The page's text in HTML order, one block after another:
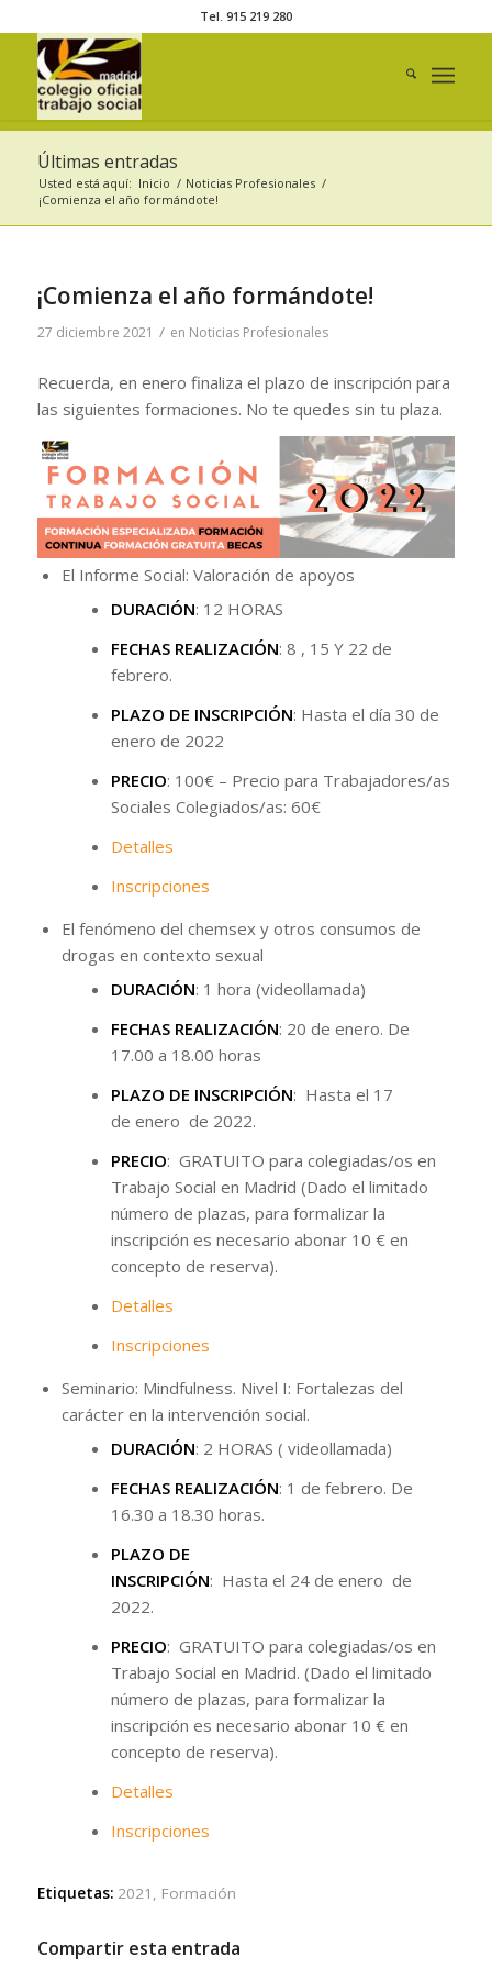
Tel. 915 219 280
Últimas entradas
Usted está aquí: Inicio / Noticias Profesionales /
¡Comienza el año formándote!
¡Comienza el año formándote!
27 diciembre 2021 / en Noticias Profesionales
Recuerda, en enero finaliza el plazo de inscripción para
las siguientes formaciones. No te quedes sin tu plaza.
El Informe Social: Valoración de apoyos
DURACIÓN: 12 HORAS
FECHAS REALIZACIÓN: 8 , 15 Y 22 de
febrero.
PLAZO DE INSCRIPCIÓN: Hasta el día 30 de
enero de 2022
PRECIO: 100€ – Precio para Trabajadores/as
Sociales Colegiados/as: 60€
Detalles
Inscripciones
El fenómeno del chemsex y otros consumos de
drogas en contexto sexual
DURACIÓN: 1 hora (videollamada)
FECHAS REALIZACIÓN: 20 de enero. De
17.00 a 18.00 horas
PLAZO DE INSCRIPCIÓN: Hasta el 17
de enero de 2022.
PRECIO: GRATUITO para colegiadas/os en
Trabajo Social en Madrid (Dado el limitado
número de plazas, para formalizar la
inscripción es necesario abonar 10 € en
concepto de reserva).
Detalles
Inscripciones
Seminario: Mindfulness. Nivel I: Fortalezas del
carácter en la intervención social.
DURACIÓN: 2 HORAS ( videollamada)
FECHAS REALIZACIÓN: 1 de febrero. De
16.30 a 18.30 horas.
PLAZO DE
INSCRIPCIÓN: Hasta el 24 de enero de
2022.
PRECIO: GRATUITO para colegiadas/os en
Trabajo Social en Madrid. (Dado el limitado
número de plazas, para formalizar la
inscripción es necesario abonar 10 € en
concepto de reserva).
Detalles
Inscripciones
Etiquetas: 2021 , Formación
Compartir esta entrada